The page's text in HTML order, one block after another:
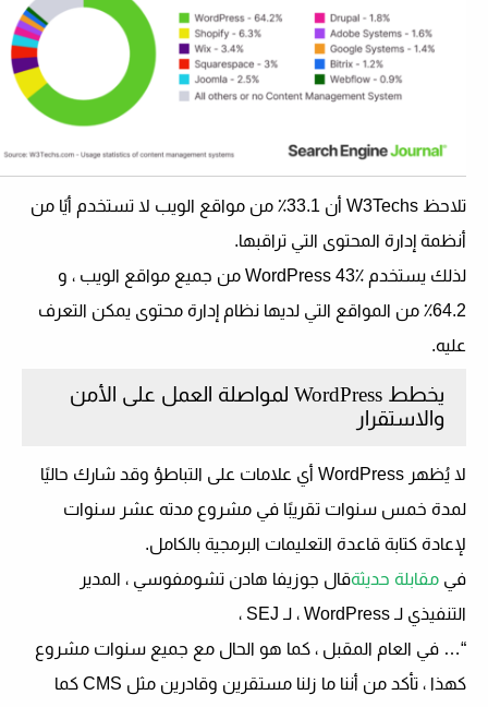
تلاحظ W3Techs أن 33.1٪ من مواقع الويب لا تستخدم أيًا من
أنظمة إدارة المحتوى التي تراقبها.
لذلك يستخدم WordPress 43٪ من جميع مواقع الويب ، و
64.2٪ من المواقع التي لديها نظام إدارة محتوى يمكن التعرف
عليه.
يخطط WordPress لمواصلة العمل على الأمن
والاستقرار
لا يُظهر WordPress أي علامات على التباطؤ وقد شارك حاليًا
لمدة خمس سنوات تقريبًا في مشروع مدته عشر سنوات
لإعادة كتابة قاعدة التعليمات البرمجية بالكامل.
في مقابلة حديثةقال جوزيفا هادن تشومفوسي ، المدير
التنفيذي لـ WordPress ، لـ SEJ ،
“… في العام المقبل ، كما هو الحال مع جميع سنوات مشروع
كهذا ، تأكد من أننا ما زلنا مستقرين وقادرين مثل CMS كما